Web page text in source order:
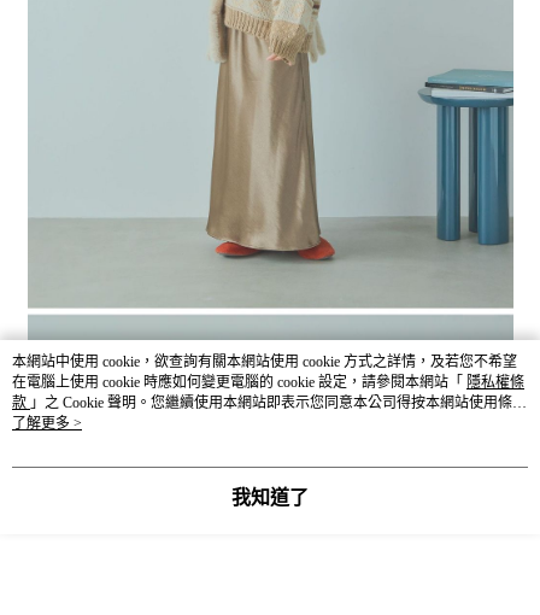
本網站中使用 cookie，欲查詢有關本網站使用 cookie 方式之詳情，及若您不希望
在電腦上使用 cookie 時應如何變更電腦的 cookie 設定，請參閱本網站「 隱私權條
款 」之 Cookie 聲明。您繼續使用本網站即表示您同意本公司得按本網站使用條款
之 Cookie 聲明使用 cookie。
了解更多 >
我知道了